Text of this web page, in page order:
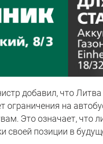
добавил, что
ограничения на
Это означает, что
своей позиции в